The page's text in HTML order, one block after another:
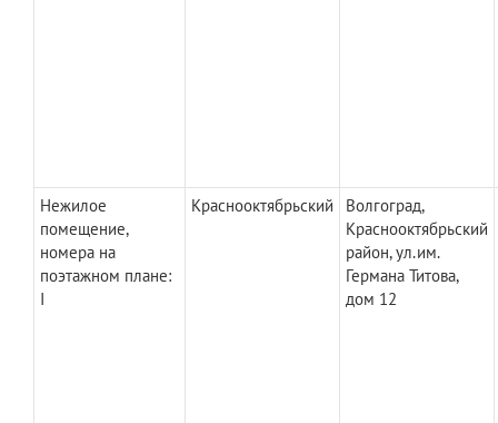
Нежилое
помещение,
номера на
поэтажном плане:
I
Краснооктябрьский
Волгоград,
Краснооктябрьский
район, ул.им.
Германа Титова,
дом 12